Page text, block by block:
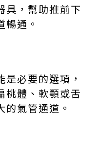
具，幫助推前下
通。
必要的選項，
桃體、軟顎或舌
氣管通道。